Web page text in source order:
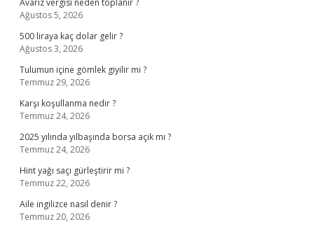
Avarız vergisi neden toplanır ?
Ağustos 5, 2026
500 liraya kaç dolar gelir ?
Ağustos 3, 2026
Tulumun içine gömlek giyilir mi ?
Temmuz 29, 2026
Karşı koşullanma nedir ?
Temmuz 24, 2026
2025 yılında yılbaşında borsa açık mı ?
Temmuz 24, 2026
Hint yağı saçı gürleştirir mi ?
Temmuz 22, 2026
Aile ingilizce nasıl denir ?
Temmuz 20, 2026